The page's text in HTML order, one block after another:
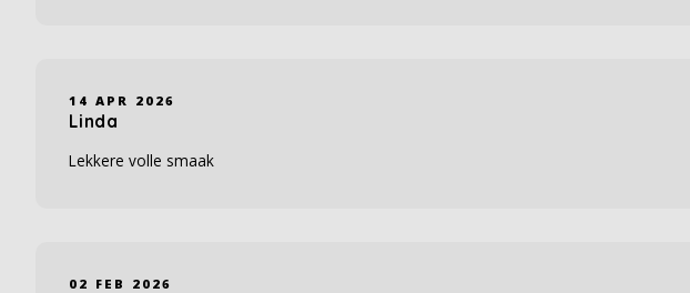
14 APR 2026
Linda
Lekkere volle smaak
02 FEB 2026